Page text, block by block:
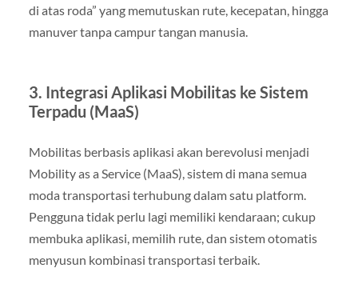
di atas roda” yang memutuskan rute, kecepatan, hingga
manuver tanpa campur tangan manusia.
3. Integrasi Aplikasi Mobilitas ke Sistem
Terpadu (MaaS)
Mobilitas berbasis aplikasi akan berevolusi menjadi
Mobility as a Service (MaaS), sistem di mana semua
moda transportasi terhubung dalam satu platform.
Pengguna tidak perlu lagi memiliki kendaraan; cukup
membuka aplikasi, memilih rute, dan sistem otomatis
menyusun kombinasi transportasi terbaik.